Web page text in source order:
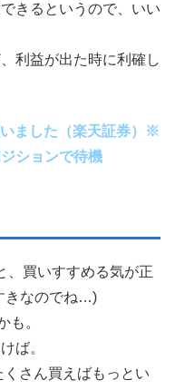
きるというので、いい
利益が出た時に利確し
ました（楽天証券）※
ションで待機
買いすすめる気が正
きなのでね…)
も。
ば。
さん買えばもっとい